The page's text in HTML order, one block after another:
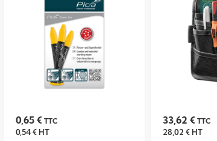
0,65 € TTC
0,54 €HT
33,62 € TTC
28,02 €HT